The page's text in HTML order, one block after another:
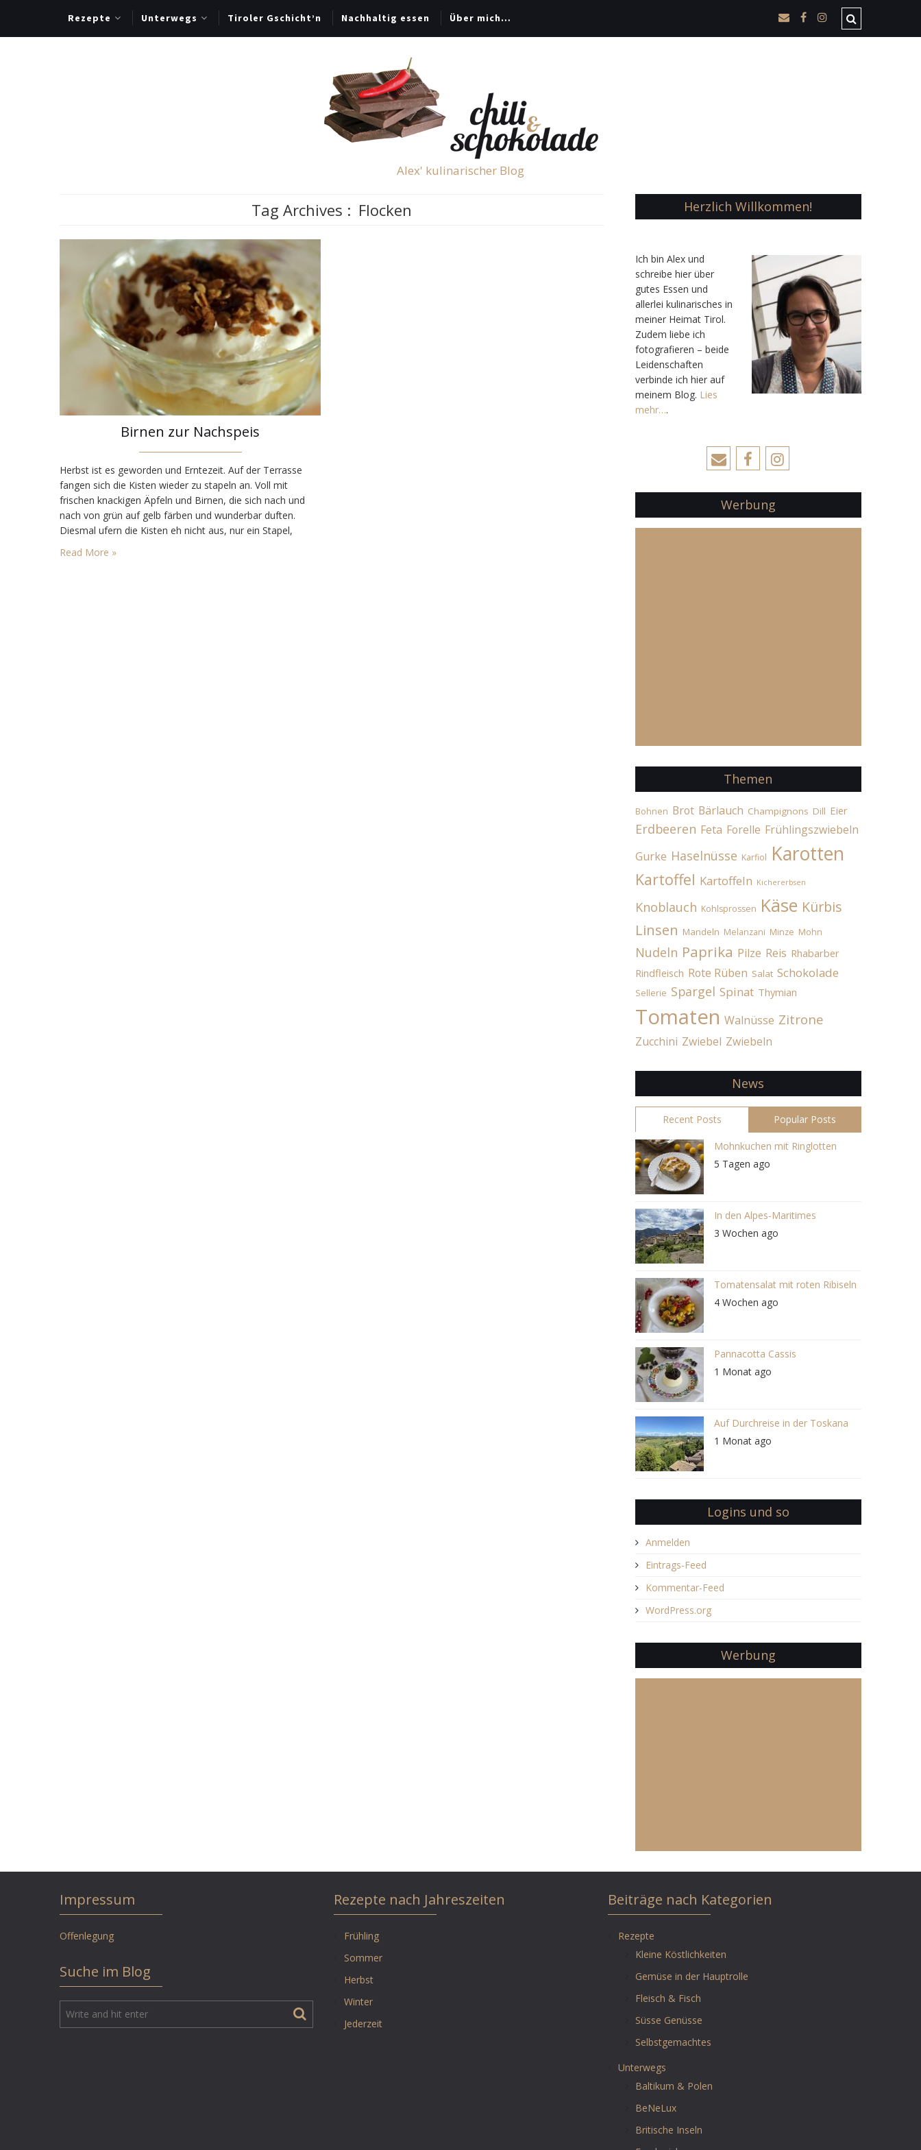
Rezepte Unterwegs Tiroler Gschicht’n Nachhaltig essen Über mich…
Alex' kulinarischer Blog
Tag Archives : Flocken
Birnen zur Nachspeis
Herbst ist es geworden und Erntezeit. Auf der Terrasse
fangen sich die Kisten wieder zu stapeln an. Voll mit
frischen knackigen Äpfeln und Birnen, die sich nach und
nach von grün auf gelb färben und wunderbar duften.
Diesmal ufern die Kisten eh nicht aus, nur ein Stapel,
brusthoch die Kisten aufeinander. Aber genug für den
Read More »
Herzlich Willkommen!
Ich bin Alex und
schreibe hier über
gutes Essen und
allerlei kulinarisches in
meiner Heimat Tirol.
Zudem liebe ich
fotografieren – beide
Leidenschaften
verbinde ich hier auf
meinem Blog. Lies
mehr….
Werbung
Themen
Bohnen Brot Bärlauch Champignons Dill Eier
Erdbeeren Feta Forelle Frühlingszwiebeln
Gurke Haselnüsse Karfiol Karotten
Kartoffel Kartoffeln Kichererbsen
Knoblauch Kohlsprossen Käse Kürbis
Linsen Mandeln Melanzani Minze Mohn
Nudeln Paprika Pilze Reis Rhabarber
Rindfleisch Rote Rüben Salat Schokolade
Sellerie Spargel Spinat Thymian
Tomaten Walnüsse Zitrone
Zucchini Zwiebel Zwiebeln
News
Recent Posts Popular Posts
Mohnkuchen mit Ringlotten
5 Tagen ago
In den Alpes-Maritimes
3 Wochen ago
Tomatensalat mit roten Ribiseln
4 Wochen ago
Pannacotta Cassis
1 Monat ago
Auf Durchreise in der Toskana
1 Monat ago
Logins und so
Anmelden
Eintrags-Feed
Kommentar-Feed
WordPress.org
Werbung
Impressum
Offenlegung
Suche im Blog
Rezepte nach Jahreszeiten
Frühling
Sommer
Herbst
Winter
Jederzeit
Beiträge nach Kategorien
Rezepte
Kleine Köstlichkeiten
Gemüse in der Hauptrolle
Fleisch & Fisch
Süsse Genüsse
Selbstgemachtes
Unterwegs
Baltikum & Polen
BeNeLux
Britische Inseln